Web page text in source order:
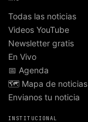
Todas las noticias
Videos YouTube
Newsletter gratis
En Vivo
📅 Agenda
🗺️ Mapa de noticias
Envianos tu noticia
INSTITUCIONAL